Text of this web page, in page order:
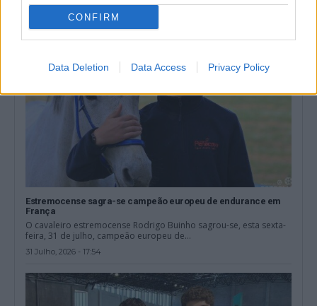
CONFIRM
Data Deletion Data Access Privacy Policy
Estremocense sagra-se campeão europeu de endurance em
França
O cavaleiro estremocense Rodrigo Buinho sagrou-se, esta sexta-
feira, 31 de julho, campeão europeu de...
31 Julho, 2026 - 17:54